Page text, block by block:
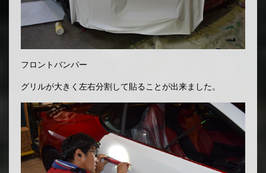
フロントバンパー
グリルが大きく左右分割して貼ることが出来ました。